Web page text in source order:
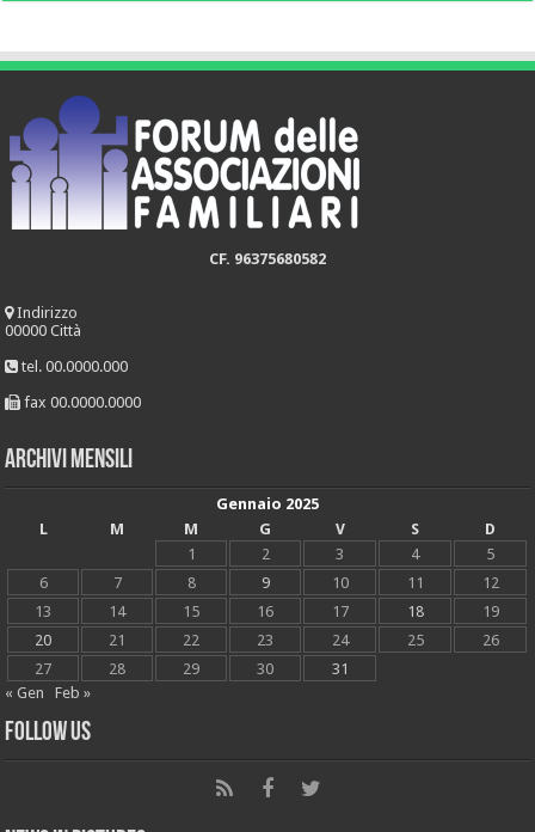
CF. 96375680582
Indirizzo
00000 Città
tel. 00.0000.000
fax 00.0000.0000
Archivi mensili
Gennaio 2025
L
M M G V S
D
1
2 3 4
5
6
7 8 9 10 11
12
13
14 15 16 17 18
19
20
21 22 23 24 25
26
27
28 29 30
31
« Gen
Feb »
Follow Us